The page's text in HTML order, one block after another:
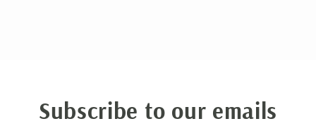
Subscribe to our emails